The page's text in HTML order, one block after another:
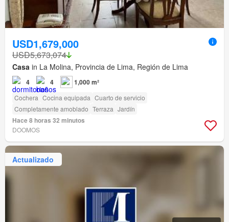
USD1,679,000
USD5,673,074
Casa in La Molina, Provincia de Lima, Región de Lima
4 4 1,000 m²
Cochera Cocina equipada Cuarto de servicio
Completamente amoblado Terraza Jardín
Hace 8 horas 32 minutos
DOOMOS
Actualizado